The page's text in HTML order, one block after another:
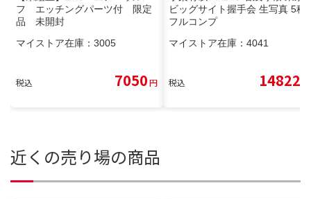
フ エッチングパーツ付 限定
品 未開封
マイストア在庫： 3005
税込 7050円
ビッグサイト握手会 生写真 5種
フルコンプ
マイストア在庫： 4041
税込 14822
近くの売り場の商品